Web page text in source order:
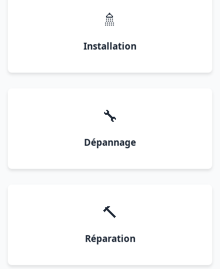
🚿
Installation
🔧
Dépannage
🔨
Réparation